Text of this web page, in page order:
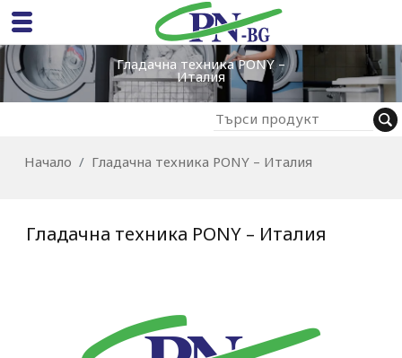
Гладачна техника PONY –
Италия
Начало Гладачна техника PONY – Италия
Гладачна техника PONY – Италия